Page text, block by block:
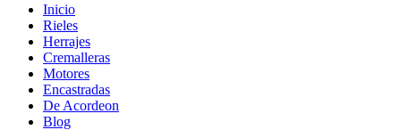
Inicio
Rieles
Herrajes
Cremalleras
Motores
Encastradas
De Acordeon
Blog